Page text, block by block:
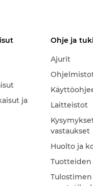
ja
Ohje ja tuki
Ajurit
Laitteistot
vastaukset
Huolto ja
Tulostimen